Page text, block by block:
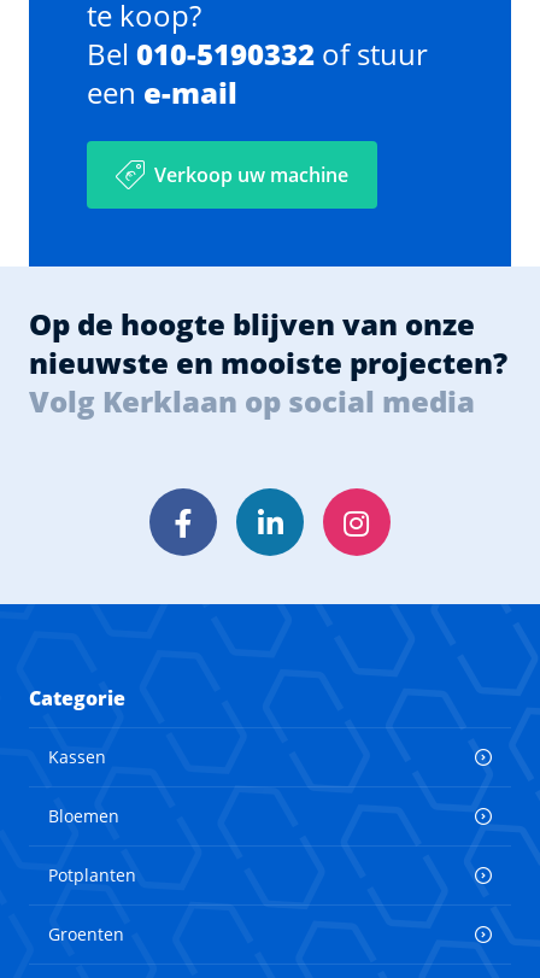
te koop?
Bel 010-5190332 of stuur
een e-mail
Verkoop uw machine
Op de hoogte blijven van onze
nieuwste en mooiste projecten?
Volg Kerklaan op social media
FacebookLinkedInInstagram
Categorie
Kassen
Bloemen
Potplanten
Groenten